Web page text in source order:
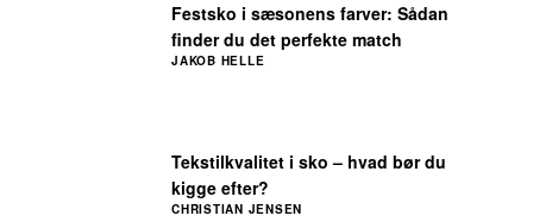
Tekstilkvalitet i sko – hvad bør du
kigge efter?
CHRISTIAN JENSEN
Festsko i sæsonens farver: Sådan
finder du det perfekte match
JAKOB HELLE